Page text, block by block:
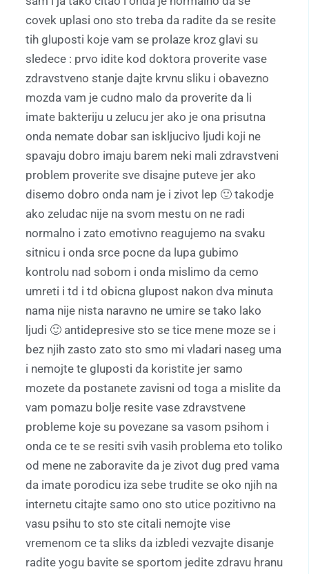
covek uplasi ono sto treba da radite da se resite
tih gluposti koje vam se prolaze kroz glavi su
sledece : prvo idite kod doktora proverite vase
zdravstveno stanje dajte krvnu sliku i obavezno
mozda vam je cudno malo da proverite da li
imate bakteriju u zelucu jer ako je ona prisutna
onda nemate dobar san iskljucivo ljudi koji ne
spavaju dobro imaju barem neki mali zdravstveni
problem proverite sve disajne puteve jer ako
disemo dobro onda nam je i zivot lep 🙂 takodje
ako zeludac nije na svom mestu on ne radi
normalno i zato emotivno reagujemo na svaku
sitnicu i onda srce pocne da lupa gubimo
kontrolu nad sobom i onda mislimo da cemo
umreti i td i td obicna glupost nakon dva minuta
nama nije nista naravno ne umire se tako lako
ljudi 🙂 antidepresive sto se tice mene moze se i
bez njih zasto zato sto smo mi vladari naseg uma
i nemojte te gluposti da koristite jer samo
mozete da postanete zavisni od toga a mislite da
vam pomazu bolje resite vase zdravstvene
probleme koje su povezane sa vasom psihom i
onda ce te se resiti svih vasih problema eto toliko
od mene ne zaboravite da je zivot dug pred vama
da imate porodicu iza sebe trudite se oko njih na
internetu citajte samo ono sto utice pozitivno na
vasu psihu to sto ste citali nemojte vise
vremenom ce ta sliks da izbledi vezvajte disanje
radite yogu bavite se sportom jedite zdravu hranu